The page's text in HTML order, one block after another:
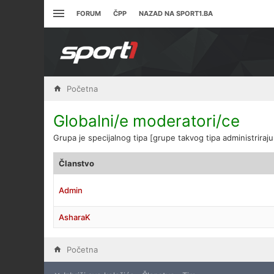
FORUM ČPP NAZAD NA SPORT1.BA
Početna
Globalni/e moderatori/ce
Grupa je specijalnog tipa [grupe takvog tipa
Članstvo
Admin
AsharaK
Početna